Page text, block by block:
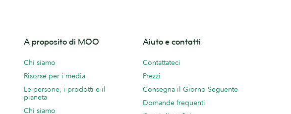
A proposito di MOO
Chi siamo
Risorse per i media
Le persone, i prodotti e il
pianeta
Chi siamo
Aiuto e contatti
Contattateci
Prezzi
Consegna il Giorno Seguente
Domande frequenti